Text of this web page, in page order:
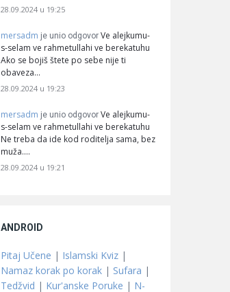
28.09.2024 u 19:25
mersadm je unio odgovor Ve alejkumu-
s-selam ve rahmetullahi ve berekatuhu
Ako se bojiš štete po sebe nije ti
obaveza…
28.09.2024 u 19:23
mersadm je unio odgovor Ve alejkumu-
s-selam ve rahmetullahi ve berekatuhu
Ne treba da ide kod roditelja sama, bez
muža.…
28.09.2024 u 19:21
ANDROID
Pitaj Učene | Islamski Kviz |
Namaz korak po korak | Sufara |
Tedžvid | Kur'anske Poruke | N-